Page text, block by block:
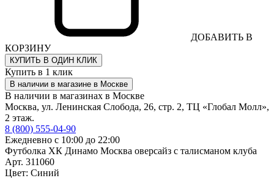
ДОБАВИТЬ В
КОРЗИНУ
КУПИТЬ В ОДИН КЛИК
Купить в 1 клик
В наличии в магазине в Москве
В наличии в магазинах в Москве
Москва, ул. Ленинская Слобода, 26, стр. 2, ТЦ «Глобал Молл»,
2 этаж.
8 (800) 555-04-90
Ежедневно с 10:00 до 22:00
Футболка ХК Динамо Москва оверсайз с талисманом клуба
Арт. 311060
Цвет: Синий